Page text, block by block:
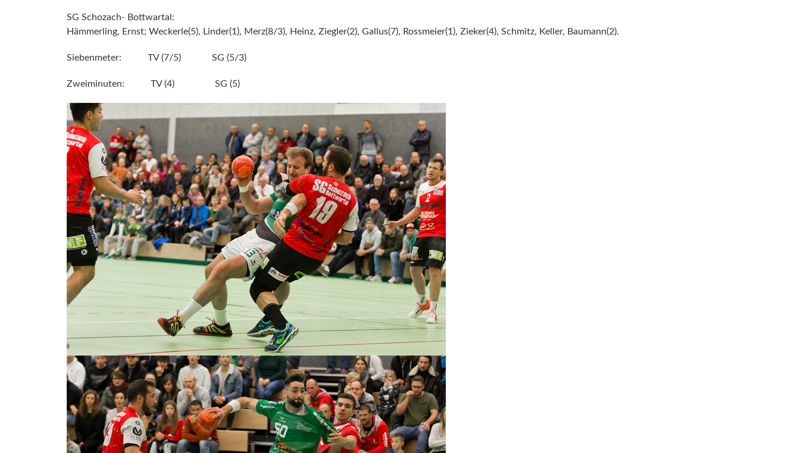
SG Schozach- Bottwartal:
Hämmerling, Ernst; Weckerle(5), Linder(1), Merz(8/3), Heinz, Ziegler(2), Gallus(7), Rossmeier(1), Zieker(4), Schmitz, Keller, Baumann(2).
Siebenmeter: TV (7/5) SG (5/3)
Zweiminuten: TV (4) SG (5)